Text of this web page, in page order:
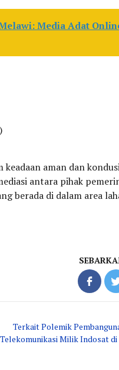
Media Adat
aman dan
antara pihak
berada di dalam area
Terkait Polemik
Telekomunikasi Milik Indosat di